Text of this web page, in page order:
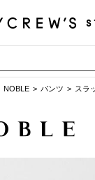
NOBLE パンツ スラ